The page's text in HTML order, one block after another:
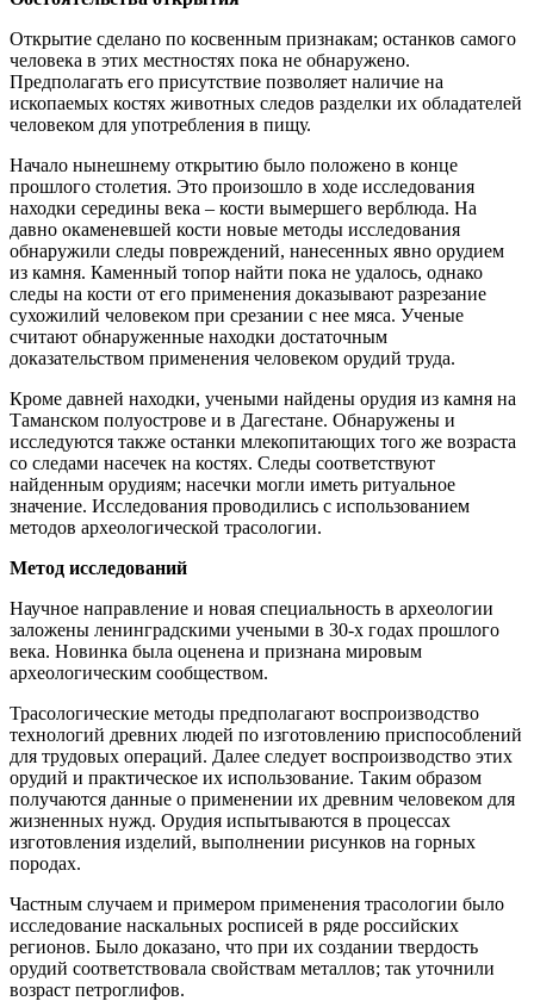
Открытие сделано по косвенным признакам; останков самого
человека в этих местностях пока не обнаружено.
Предполагать его присутствие позволяет наличие на
ископаемых костях животных следов разделки их обладателей
человеком для употребления в пищу.
Начало нынешнему открытию было положено в конце
прошлого столетия. Это произошло в ходе исследования
находки середины века – кости вымершего верблюда. На
давно окаменевшей кости новые методы исследования
обнаружили следы повреждений, нанесенных явно орудием
из камня. Каменный топор найти пока не удалось, однако
следы на кости от его применения доказывают разрезание
сухожилий человеком при срезании с нее мяса. Ученые
считают обнаруженные находки достаточным
доказательством применения человеком орудий труда.
Кроме давней находки, учеными найдены орудия из камня на
Таманском полуострове и в Дагестане. Обнаружены и
исследуются также останки млекопитающих того же возраста
со следами насечек на костях. Следы соответствуют
найденным орудиям; насечки могли иметь ритуальное
значение. Исследования проводились с использованием
методов археологической трасологии.
Метод исследований
Научное направление и новая специальность в археологии
заложены ленинградскими учеными в 30-х годах прошлого
века. Новинка была оценена и признана мировым
археологическим сообществом.
Трасологические методы предполагают воспроизводство
технологий древних людей по изготовлению приспособлений
для трудовых операций. Далее следует воспроизводство этих
орудий и практическое их использование. Таким образом
получаются данные о применении их древним человеком для
жизненных нужд. Орудия испытываются в процессах
изготовления изделий, выполнении рисунков на горных
породах.
Частным случаем и примером применения трасологии было
исследование наскальных росписей в ряде российских
регионов. Было доказано, что при их создании твердость
орудий соответствовала свойствам металлов; так уточнили
возраст петроглифов.